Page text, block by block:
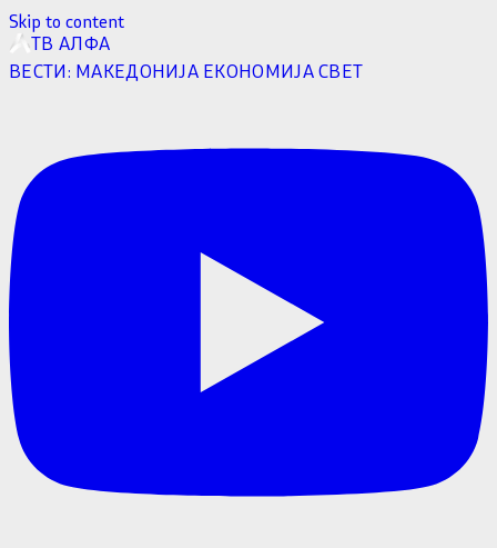
Skip to content
ТВ АЛФА
ВЕСТИ: МАКЕДОНИЈА ЕКОНОМИЈАСВЕТ